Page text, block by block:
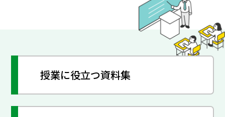
授業に役立つ資料集